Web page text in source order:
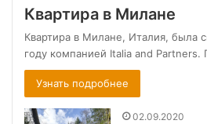
Квартира в Милане
Квартира в Милане, Италия, была
году компанией Italia and
Узнать подробнее
02.09.2020